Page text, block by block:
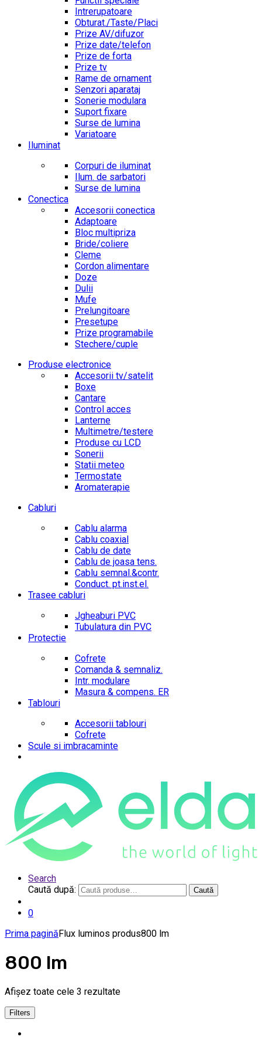
Intrerupatoare
Obturat./Taste/Placi
Prize AV/difuzor
Prize date/telefon
Prize de forta
Prize tv
Rame de ornament
Senzori aparataj
Sonerie modulara
Suport fixare
Surse de lumina
Variatoare
Iluminat
Corpuri de iluminat
Ilum. de sarbatori
Surse de lumina
Conectica
Accesorii conectica
Adaptoare
Bloc multipriza
Bride/coliere
Cleme
Cordon alimentare
Doze
Dulii
Mufe
Prelungitoare
Presetupe
Prize programabile
Stechere/cuple
Produse electronice
Accesorii tv/satelit
Boxe
Cantare
Control acces
Lanterne
Multimetre/testere
Produse cu LCD
Sonerii
Statii meteo
Termostate
Aromaterapie
Cabluri
Cablu alarma
Cablu coaxial
Cablu de date
Cablu de joasa tens.
Cablu semnal.&contr.
Conduct. pt.inst.el.
Trasee cabluri
Jgheaburi PVC
Tubulatura din PVC
Protectie
Cofrete
Comanda & semnaliz.
Intr. modulare
Masura & compens. ER
Tablouri
Accesorii tablouri
Cofrete
Scule si imbracaminte
Search
Caută după:
Caută
0
Prima paginăFlux luminos produs800 lm
800 lm
Afișez toate cele 3 rezultate
Filters